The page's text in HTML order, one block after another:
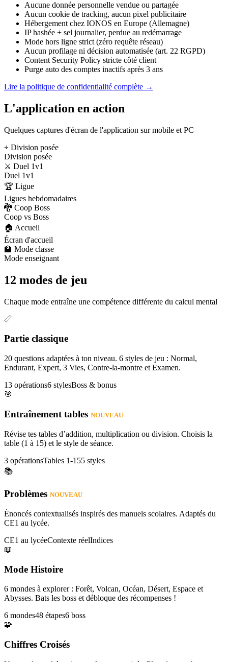
Aucune donnée personnelle vendue ou partagée
Aucun cookie de tracking, aucun pixel publicitaire
Hébergement chez IONOS en Europe (Allemagne)
IP hashée + sel journalier, perdue au redémarrage
Mode hors ligne strict (zéro requête réseau)
Aucun profilage ni décision automatisée (art. 22 RGPD)
Content Security Policy stricte côté client
Purge auto des comptes inactifs après 3 ans
Lire la politique de confidentialité complète →
L'application en action
Quelques captures d'écran de l'application sur mobile et PC
÷ Division posée
Division posée
⚔️ Duel 1v1
Duel 1v1
🏆 Ligue
Ligues hebdomadaires
🐉 Coop Boss
Coop vs Boss
🏠 Accueil
Écran d'accueil
🏫 Mode classe
Mode enseignant
12 modes de jeu
Chaque mode entraîne une compétence différente du calcul mental
📏
Partie classique
20 questions adaptées à ton niveau. 6 styles de jeu : Normal,
Endurant, Expert, 3 Vies, Contre-la-montre et Examen.
13 opérations6 stylesBoss & bonus
🎯
Entraînement tables NOUVEAU
Révise tes tables d’addition, multiplication ou division. Choisis la
table (1 à 15) et le style de séance.
3 opérationsTables 1-155 styles
📚
Problèmes NOUVEAU
Énoncés contextualisés inspirés des manuels scolaires. Adaptés du
CE1 au lycée.
CE1 au lycéeContexte réelIndices
📖
Mode Histoire
6 mondes à explorer : Forêt, Volcan, Océan, Désert, Espace et
Abysses. Bats les boss et débloque des récompenses !
6 mondes48 étapes6 boss
🧩
Chiffres Croisés